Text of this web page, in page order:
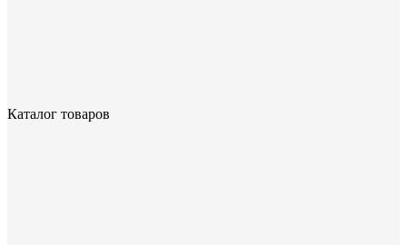
Каталог товаров